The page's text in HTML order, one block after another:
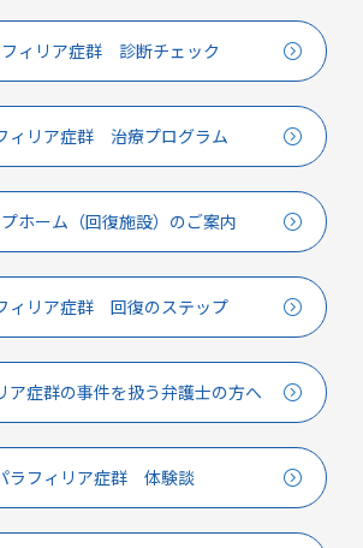
ィリア症群 診断チェック
ィリア症群 治療プログラム
ホーム（回復施設）のご案内
ィリア症群 回復のステップ
ア症群の事件を扱う弁護士の方へ
ラフィリア症群 体験談